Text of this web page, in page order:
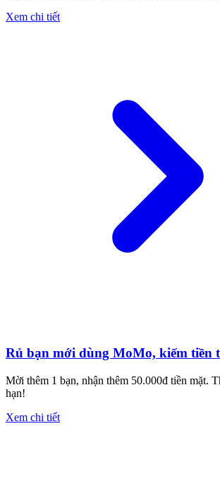
Xem chi tiết
Rủ bạn mới dùng MoMo, kiếm tiền
Mời thêm 1 bạn, nhận thêm 50.000đ tiền mặt.
hạn!
Xem chi tiết